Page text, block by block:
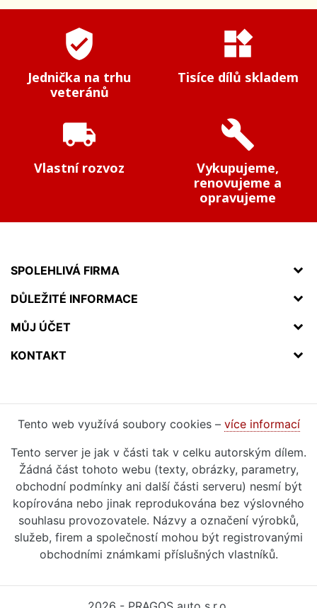
verified_user
Jednička na trhu
veteránů
widgets
Tisíce dílů skladem
local_shipping
Vlastní rozvoz
build
Vykupujeme,
renovujeme a
opravujeme
SPOLEHLIVÁ FIRMA
DŮLEŽITÉ INFORMACE
MŮJ ÚČET
KONTAKT
Tento web využívá soubory cookies – více informací
Tento server je jak v části tak v celku autorským dílem.
Žádná část tohoto webu (texty, obrázky, parametry,
obchodní podmínky ani další části serveru) nesmí být
kopírována nebo jinak reprodukována bez výslovného
souhlasu provozovatele. Názvy a označení výrobků,
služeb, firem a společností mohou být registrovanými
obchodními známkami příslušných vlastníků.